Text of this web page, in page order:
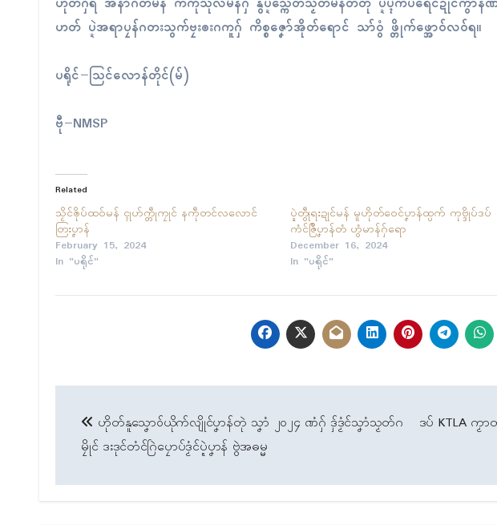
ဟတ် ပ္ဍဲအရာပၠန်ဂတးသွက်ဗၠးၜးဂကူဂှ် ကိစ္စဇၞော်အိုတ်ရောၚ် သာ်ဝွံ ဖ္တိုက်ဖ္အောဝ်လဝ်ရ။
ပရိုၚ်−သြၚ်လောန်တိုၚ်(မ်)
ဗီု−NMSP
Related
သၟိၚ်ၜိုပ်ထဝ်မန် ၚုဟ်က္တဵုကၠုၚ် နကဵုတၚ်လလောၚ်
တြးပၞာန်
February 15, 2024
In "ပရိုၚ်"
ပ္ဍဲတွဵုရးဍုၚ်မန် မူဟိုတ်ဝေၚ်ပၞာန်ထ္ပက် ကုဗ္ဒိုပ်ဒပ်
ကံၚ်ဇြဳပၞာန်တံ ဟွံမာန်ဂှ်ရော
December 16, 2024
In "ပရိုၚ်"
navigation
ဟိုတ်နူသၞောဝ်ယိုက်လျိုၚ်ပၞာန်တုဲ သၞာံ ၂၀၂၄ ဏံဂှ် ဒှ်ဒၟံၚ်သၞာံသၟတ်ဂ
မၠိုၚ် ဒးဒုၚ်တံၚ်ဂြဲပၠောပ်ဒၟံၚ်ပ္ဍဲပၞာန် ဗွဲအဓမ္မ
ဒပ် KTLA ကၟ